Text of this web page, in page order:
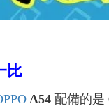
比
A54 配備的是